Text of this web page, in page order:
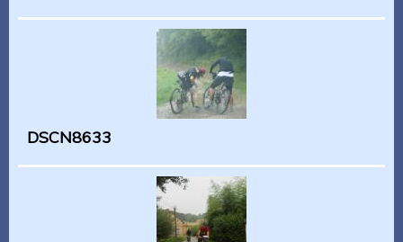
DSCN8633